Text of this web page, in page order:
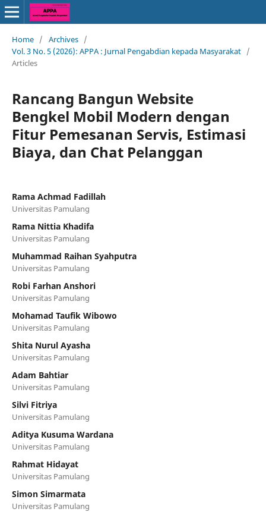
Home / Archives /
Vol. 3 No. 5 (2026): APPA : Jurnal Pengabdian kepada Masyarakat /
Articles
Rancang Bangun Website
Bengkel Mobil Modern dengan
Fitur Pemesanan Servis, Estimasi
Biaya, dan Chat Pelanggan
Rama Achmad Fadillah
Universitas Pamulang
Rama Nittia Khadifa
Universitas Pamulang
Muhammad Raihan Syahputra
Universitas Pamulang
Robi Farhan Anshori
Universitas Pamulang
Mohamad Taufik Wibowo
Universitas Pamulang
Shita Nurul Ayasha
Universitas Pamulang
Adam Bahtiar
Universitas Pamulang
Silvi Fitriya
Universitas Pamulang
Aditya Kusuma Wardana
Universitas Pamulang
Rahmat Hidayat
Universitas Pamulang
Simon Simarmata
Universitas Pamulang